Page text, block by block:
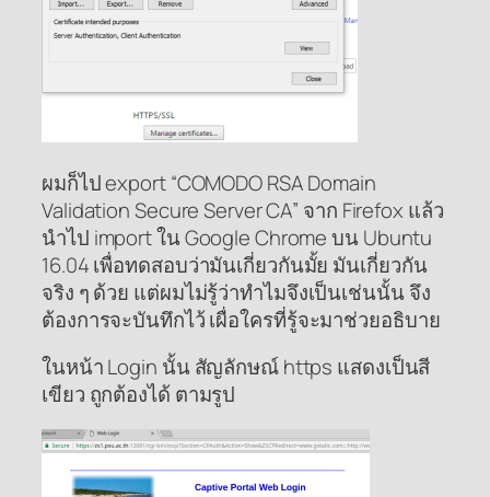
ผมก็ไป export “COMODO RSA Domain
Validation Secure Server CA” จาก Firefox แล้ว
นำไป import ใน Google Chrome บน Ubuntu
16.04 เพื่อทดสอบว่ามันเกี่ยวกันมั้ย มันเกี่ยวกัน
จริง ๆ ด้วย แต่ผมไม่รู้ว่าทำไมจึงเป็นเช่นนั้น จึง
ต้องการจะบันทึกไว้ เผื่อใครที่รู้จะมาช่วยอธิบาย
ในหน้า Login นั้น สัญลักษณ์ https แสดงเป็นสี
เขียว ถูกต้องได้ ตามรูป